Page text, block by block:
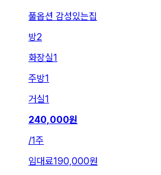
풀옵션 감성있는집
방2
화장실1
주방1
거실1
240,000원
/1주
임대료190,000원